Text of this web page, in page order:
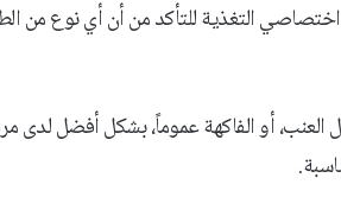
التغذية للتأكد من أن أي نوع من
أو الفاكهة عموماً، بشكل أفضل لدى